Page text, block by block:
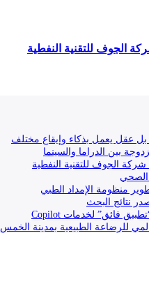
الجوف للتقنية النفطية
بين الدراما والسينما
الجوف للتقنية النفطية
الصحي
منظومة الإمداد الطبي
نتائج البحث
للرضاعة الطبيعية بمدينة الخمس